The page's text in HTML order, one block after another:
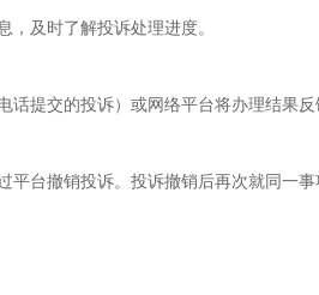
及时了解投诉处理进度。
提交的投诉）或网络平台将办理结果反
台撤销投诉。投诉撤销后再次就同一事